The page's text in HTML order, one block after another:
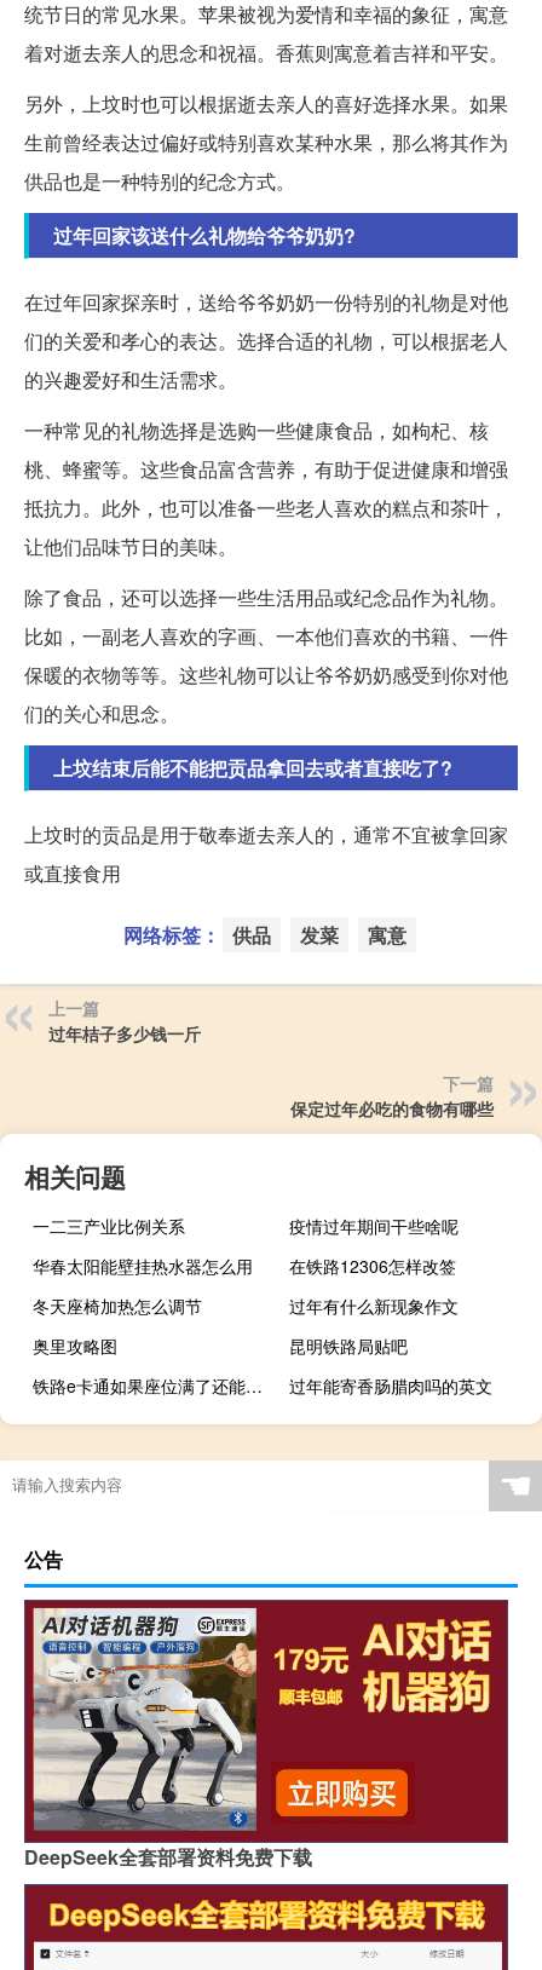
统节日的常见水果。苹果被视为爱情和幸福的象征，寓意
着对逝去亲人的思念和祝福。香蕉则寓意着吉祥和平安。
另外，上坟时也可以根据逝去亲人的喜好选择水果。如果
生前曾经表达过偏好或特别喜欢某种水果，那么将其作为
供品也是一种特别的纪念方式。
过年回家该送什么礼物给爷爷奶奶?
在过年回家探亲时，送给爷爷奶奶一份特别的礼物是对他
们的关爱和孝心的表达。选择合适的礼物，可以根据老人
的兴趣爱好和生活需求。
一种常见的礼物选择是选购一些健康食品，如枸杞、核
桃、蜂蜜等。这些食品富含营养，有助于促进健康和增强
抵抗力。此外，也可以准备一些老人喜欢的糕点和茶叶，
让他们品味节日的美味。
除了食品，还可以选择一些生活用品或纪念品作为礼物。
比如，一副老人喜欢的字画、一本他们喜欢的书籍、一件
保暖的衣物等等。这些礼物可以让爷爷奶奶感受到你对他
们的关心和思念。
上坟结束后能不能把贡品拿回去或者直接吃了?
上坟时的贡品是用于敬奉逝去亲人的，通常不宜被拿回家
或直接食用
网络标签： 供品 发菜 寓意
上一篇
过年桔子多少钱一斤
下一篇
保定过年必吃的食物有哪些
相关问题
一二三产业比例关系
疫情过年期间干些啥呢
华春太阳能壁挂热水器怎么用
在铁路12306怎样改签
冬天座椅加热怎么调节
过年有什么新现象作文
奥里攻略图
昆明铁路局贴吧
铁路e卡通如果座位满了还能进么
过年能寄香肠腊肉吗的英文
☚
公告
DeepSeek全套部署资料免费下载